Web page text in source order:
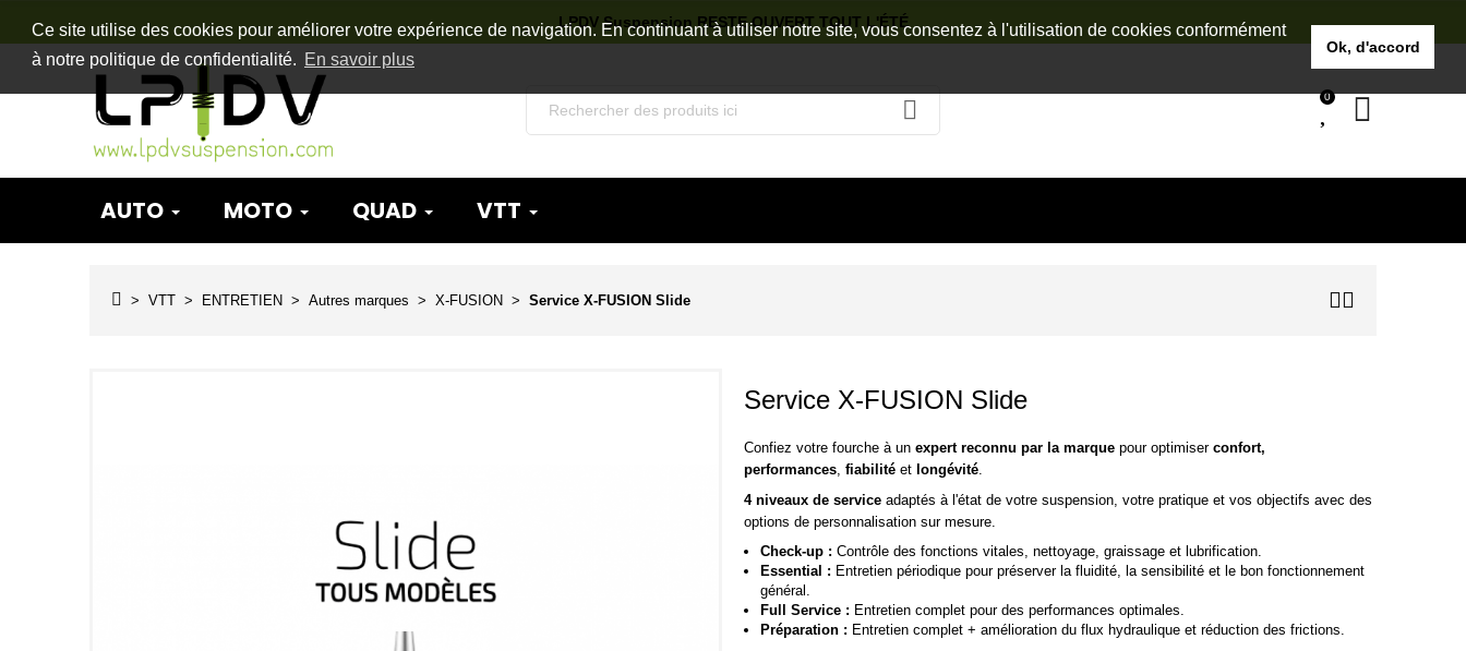
Ce site utilise des cookies pour améliorer votre expérience de navigation. En continuant à utiliser notre site, vous consentez à l'utilisation de cookies conformément
à notre politique de confidentialité. En savoir plus
Ok, d'accord
LPDV Suspension RESTE OUVERT TOUT L'ÉTÉ
0
AUTO MOTO QUAD VTT
VTT ENTRETIEN Autres marques X-FUSION Service X-FUSION Slide
Service X-FUSION Slide
Confiez votre fourche à un expert reconnu par la marque pour optimiser confort,
performances fiabilité et longévité
4 niveaux de service adaptés à l'état de votre suspension, votre pratique et vos objectifs avec des
options de personnalisation sur mesure.
Check-up : Contrôle des fonctions vitales, nettoyage, graissage et lubrification.
Essential : Entretien périodique pour préserver la fluidité, la sensibilité et le bon fonctionnement
général.
Full Service : Entretien complet pour des performances optimales.
Préparation : Entretien complet + amélioration du flux hydraulique et réduction des frictions.